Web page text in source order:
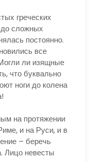
греческих
до сложных
постоянно.
все
ли изящные
что буквально
ноги до колена
на протяжении
и на Руси, и в
– беречь
Лицо невесты